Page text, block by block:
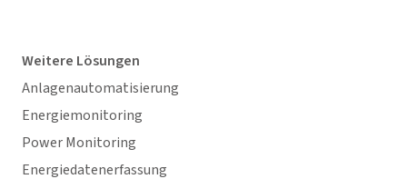
Weitere Lösungen
Anlagenautomatisierung
Energiemonitoring
Power Monitoring
Energiedatenerfassung